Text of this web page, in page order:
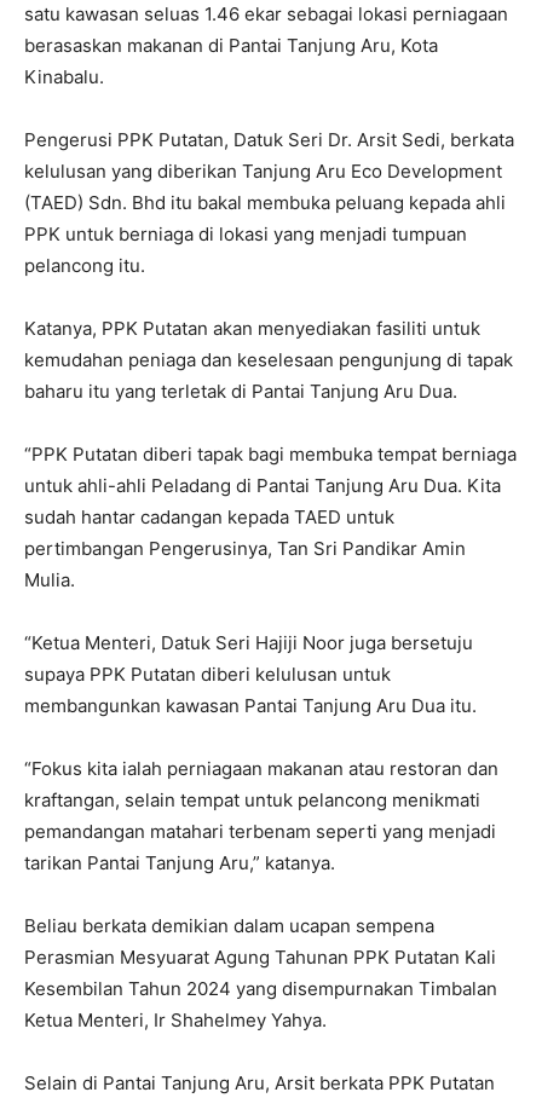
satu kawasan seluas 1.46 ekar sebagai lokasi perniagaan
berasaskan makanan di Pantai Tanjung Aru, Kota
Kinabalu.
Pengerusi PPK Putatan, Datuk Seri Dr. Arsit Sedi, berkata
kelulusan yang diberikan Tanjung Aru Eco Development
(TAED) Sdn. Bhd itu bakal membuka peluang kepada ahli
PPK untuk berniaga di lokasi yang menjadi tumpuan
pelancong itu.
Katanya, PPK Putatan akan menyediakan fasiliti untuk
kemudahan peniaga dan keselesaan pengunjung di tapak
baharu itu yang terletak di Pantai Tanjung Aru Dua.
“PPK Putatan diberi tapak bagi membuka tempat berniaga
untuk ahli-ahli Peladang di Pantai Tanjung Aru Dua. Kita
sudah hantar cadangan kepada TAED untuk
pertimbangan Pengerusinya, Tan Sri Pandikar Amin
Mulia.
“Ketua Menteri, Datuk Seri Hajiji Noor juga bersetuju
supaya PPK Putatan diberi kelulusan untuk
membangunkan kawasan Pantai Tanjung Aru Dua itu.
“Fokus kita ialah perniagaan makanan atau restoran dan
kraftangan, selain tempat untuk pelancong menikmati
pemandangan matahari terbenam seperti yang menjadi
tarikan Pantai Tanjung Aru,” katanya.
Beliau berkata demikian dalam ucapan sempena
Perasmian Mesyuarat Agung Tahunan PPK Putatan Kali
Kesembilan Tahun 2024 yang disempurnakan Timbalan
Ketua Menteri, Ir Shahelmey Yahya.
Selain di Pantai Tanjung Aru, Arsit berkata PPK Putatan